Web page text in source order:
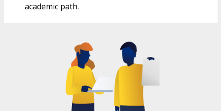
academic path.
RECURSOS COMUNITARIOS DEL
CENTRO SOL